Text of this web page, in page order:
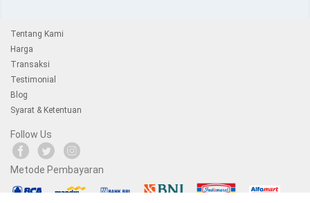
Tentang Kami
Harga
Transaksi
Testimonial
Blog
Syarat & Ketentuan
Follow Us
Metode Pembayaran